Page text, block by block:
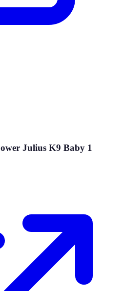
Julius K9 Baby 1